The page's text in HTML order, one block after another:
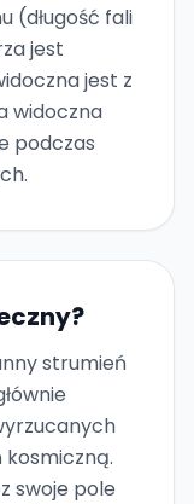
(długość fali
jest
jest z
widoczna
podczas
strumień
kosmiczną.
swoje pole